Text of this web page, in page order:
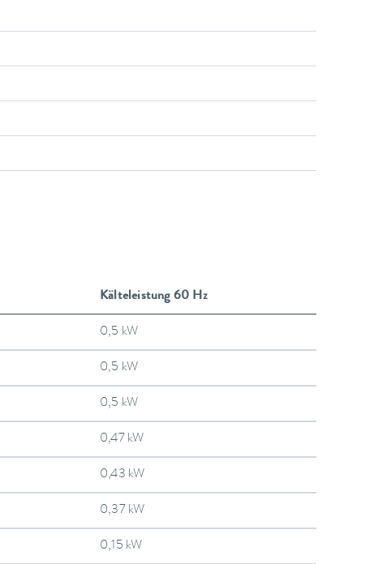
Kälteleistung 60 Hz
0,5 kW
0,5 kW
0,5 kW
0,47 kW
0,43 kW
0,37 kW
0,15 kW